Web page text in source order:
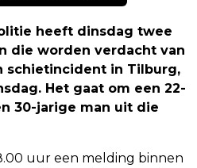
heeft dinsdag twee
die worden verdacht van
schietincident in Tilburg,
Het gaat om een 22-
30-jarige man uit die
uur een melding binnen